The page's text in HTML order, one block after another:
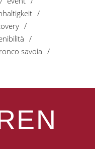
savoia